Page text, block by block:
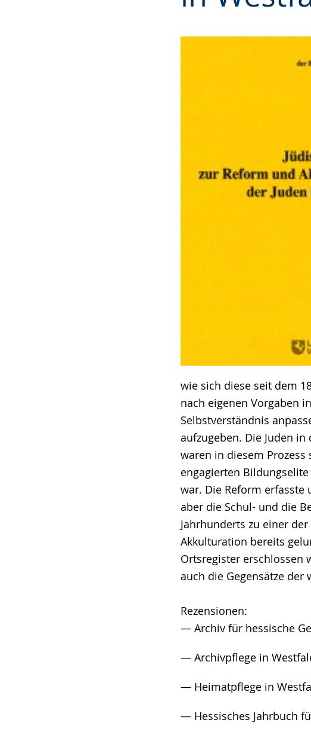
wie sich diese seit dem
nach eigenen Vorgaben
Selbstverständnis
aufzugeben. Die Juden
waren in diesem
engagierten
war. Die Reform erfasste
aber die Schul- und die
Jahrhunderts zu einer
Akkulturation bereits
Ortsregister erschlossen
auch die Gegensätze der
Rezensionen:
— Archiv für hessische
— Archivpflege in
— Heimatpflege in
— Hessisches Jahrbuch
angezeigt.